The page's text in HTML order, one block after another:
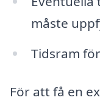
måste
Tidsram
För att få en